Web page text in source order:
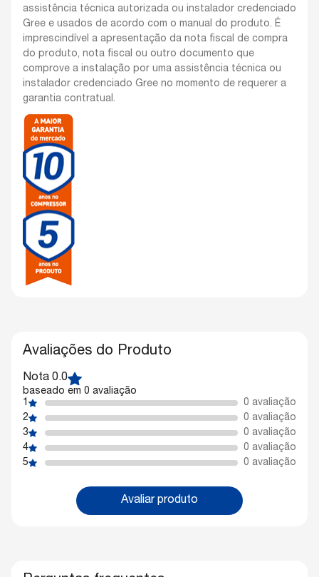
assistência técnica autorizada ou instalador credenciado
Gree e usados de acordo com o manual do produto. É
imprescindível a apresentação da nota fiscal de compra
do produto, nota fiscal ou outro documento que
comprove a instalação por uma assistência técnica ou
instalador credenciado Gree no momento de requerer a
garantia contratual.
Avaliações do Produto
Nota 0.0
baseado em 0 avaliação
1
0 avaliação
2
0 avaliação
3
0 avaliação
4
0 avaliação
5
0 avaliação
Avaliar produto